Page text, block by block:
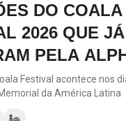
CHILI
AOS
ANTHONY
da banda foi lançado em